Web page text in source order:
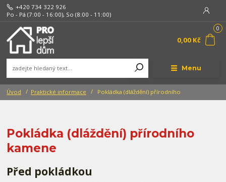
Menu
+420 734 322 926
Po - Pá (7:00 - 16:00), So (8:00 - 11:00)
0
0,00 Kč
Úvod Praktické informace Pokládka (dláždění) přírodního
Pokládka (dláždění) přírodního
kamene
Před pokládkou